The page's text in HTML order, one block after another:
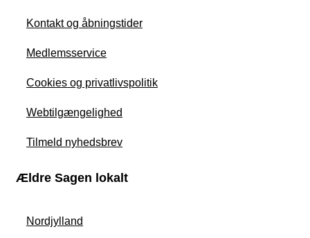
Kontakt og åbningstider
Medlemsservice
Cookies og privatlivspolitik
Webtilgængelighed
Tilmeld nyhedsbrev
Ældre Sagen lokalt
Nordjylland